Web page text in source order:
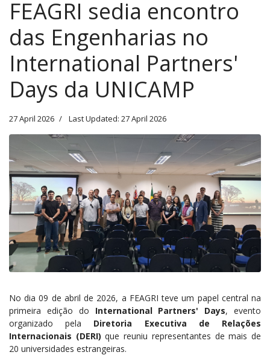
FEAGRI sedia encontro
das Engenharias no
International Partners'
Days da UNICAMP
27 April 2026 Last Updated: 27 April 2026
No dia 09 de abril de 2026, a FEAGRI teve um papel central na
primeira edição do International Partners' Days, evento
organizado pela Diretoria Executiva de Relações
Internacionais (DERI) que reuniu representantes de mais de
20 universidades estrangeiras.